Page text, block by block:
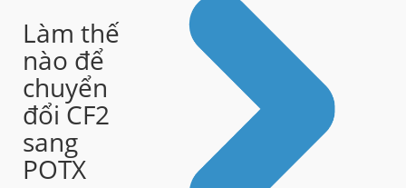
Làm thế
nào để
chuyển
đổi CF2
sang
POTX